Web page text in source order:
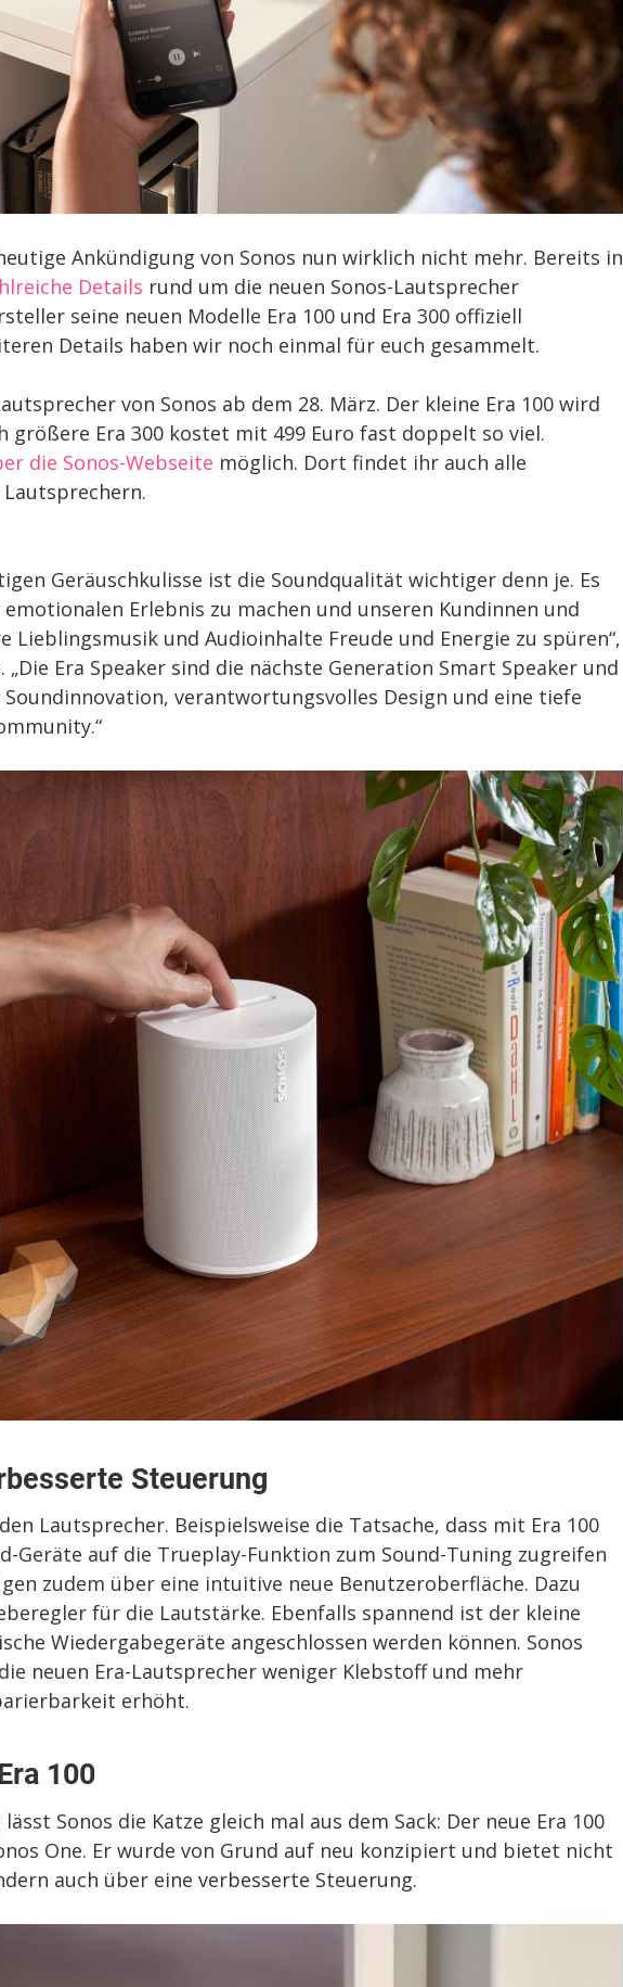
Ankündigung von Sonos nun wirklich nicht mehr. Bereits in
Details rund um die neuen Sonos-Lautsprecher
seine neuen Modelle Era 100 und Era 300 offiziell
Details haben wir noch einmal für euch gesammelt.
von Sonos ab dem 28. März. Der kleine Era 100 wird
größere Era 300 kostet mit 499 Euro fast doppelt so viel.
die Sonos-Webseite möglich. Dort findet ihr auch alle
Geräuschkulisse ist die Soundqualität wichtiger denn je. Es
Erlebnis zu machen und unseren Kundinnen und
Lieblingsmusik und Audioinhalte Freude und Energie zu spüren“,
„Die Era Speaker sind die nächste Generation Smart Speaker und
verantwortungsvolles Design und eine tiefe
Steuerung
Lautsprecher. Beispielsweise die Tatsache, dass mit Era 100
Geräte auf die Trueplay-Funktion zum Sound-Tuning zugreifen
zudem über eine intuitive neue Benutzeroberfläche. Dazu
für die Lautstärke. Ebenfalls spannend ist der kleine
Wiedergabegeräte angeschlossen werden können. Sonos
neuen Era-Lautsprecher weniger Klebstoff und mehr
erhöht.
100
Sonos die Katze gleich mal aus dem Sack: Der neue Era 100
One. Er wurde von Grund auf neu konzipiert und bietet nicht
auch über eine verbesserte Steuerung.